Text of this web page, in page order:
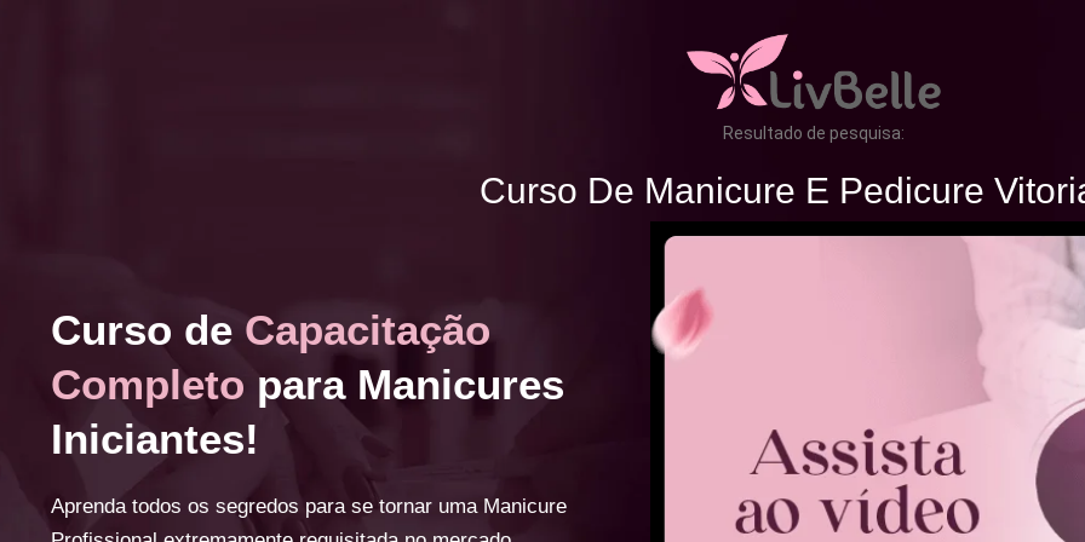
Resultado de pesquisa:
Curso De Manicure E Pedicure
Curso de Capacitação
Completo para Manicures
Iniciantes!
Aprenda todos os segredos para se tornar uma Manicure